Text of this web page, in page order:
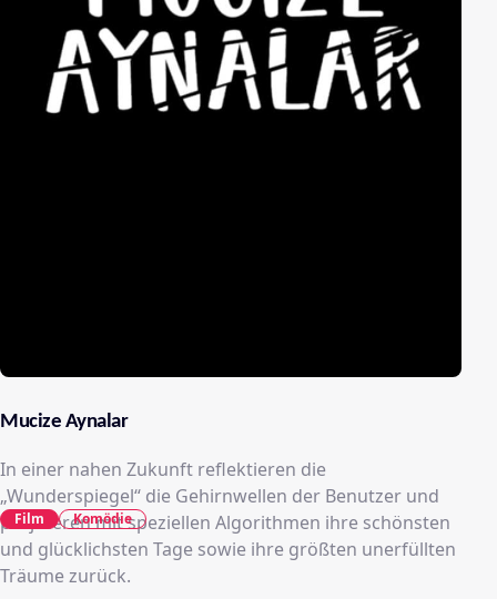
Mucize Aynalar
In einer nahen Zukunft reflektieren die
„Wunderspiegel“ die Gehirnwellen der Benutzer und
projizieren mit speziellen Algorithmen ihre schönsten
und glücklichsten Tage sowie ihre größten unerfüllten
Träume zurück.
Film Komödie